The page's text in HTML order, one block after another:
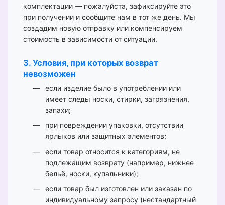
комплектации — пожалуйста, зафиксируйте это
при получении и сообщите нам в тот же день. Мы
создадим новую отправку или компенсируем
стоимость в зависимости от ситуации.
3. Условия, при которых возврат
невозможен
если изделие было в употреблении или
имеет следы носки, стирки, загрязнения,
запахи;
при повреждении упаковки, отсутствии
ярлыков или защитных элементов;
если товар относится к категориям, не
подлежащим возврату (например, нижнее
бельё, носки, купальники);
если товар был изготовлен или заказан по
индивидуальному запросу (нестандартный